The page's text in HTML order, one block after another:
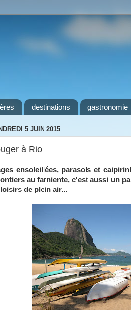
destinations gastronomie
5 JUIN 2015
à Rio
ensoleillées, parasols et
au farniente, c'est aussi un
de plein air...